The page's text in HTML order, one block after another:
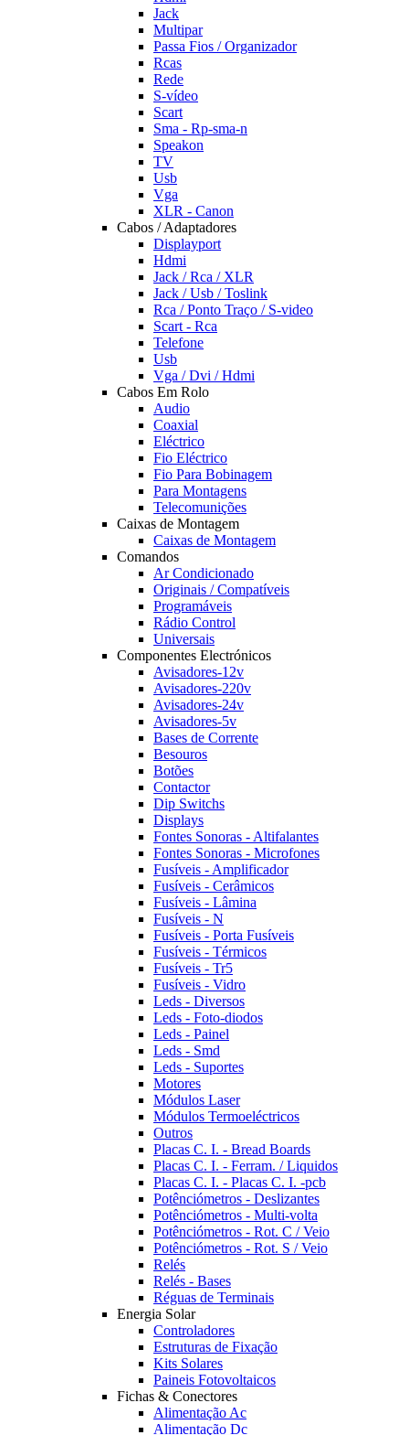
Jack
Multipar
Passa Fios / Organizador
Rcas
Rede
S-vídeo
Scart
Sma - Rp-sma-n
Speakon
TV
Usb
Vga
XLR - Canon
Cabos / Adaptadores
Displayport
Hdmi
Jack / Rca / XLR
Jack / Usb / Toslink
Rca / Ponto Traço / S-video
Scart - Rca
Telefone
Usb
Vga / Dvi / Hdmi
Cabos Em Rolo
Audio
Coaxial
Eléctrico
Fio Eléctrico
Fio Para Bobinagem
Para Montagens
Telecomunições
Caixas de Montagem
Caixas de Montagem
Comandos
Ar Condicionado
Originais / Compatíveis
Programáveis
Rádio Control
Universais
Componentes Electrónicos
Avisadores-12v
Avisadores-220v
Avisadores-24v
Avisadores-5v
Bases de Corrente
Besouros
Botões
Contactor
Dip Switchs
Displays
Fontes Sonoras - Altifalantes
Fontes Sonoras - Microfones
Fusíveis - Amplificador
Fusíveis - Cerâmicos
Fusíveis - Lâmina
Fusíveis - N
Fusíveis - Porta Fusíveis
Fusíveis - Térmicos
Fusíveis - Tr5
Fusíveis - Vidro
Leds - Diversos
Leds - Foto-diodos
Leds - Painel
Leds - Smd
Leds - Suportes
Motores
Módulos Laser
Módulos Termoeléctricos
Outros
Placas C. I. - Bread Boards
Placas C. I. - Ferram. / Liquidos
Placas C. I. - Placas C. I. -pcb
Potênciómetros - Deslizantes
Potênciómetros - Multi-volta
Potênciómetros - Rot. C / Veio
Potênciómetros - Rot. S / Veio
Relés
Relés - Bases
Réguas de Terminais
Energia Solar
Controladores
Estruturas de Fixação
Kits Solares
Paineis Fotovoltaicos
Fichas & Conectores
Alimentação Ac
Alimentação Dc